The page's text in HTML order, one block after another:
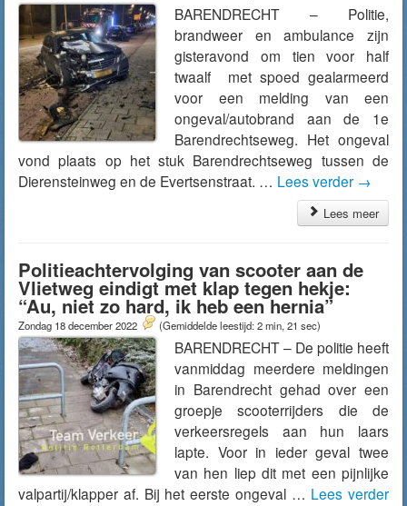
BARENDRECHT – Politie,
brandweer en ambulance zijn
gisteravond om tien voor half
twaalf met spoed gealarmeerd
voor een melding van een
ongeval/autobrand aan de 1e
Barendrechtseweg. Het ongeval
vond plaats op het stuk Barendrechtseweg tussen de
Dierensteinweg en de Evertsenstraat. … Lees verder →
Lees meer
Politieachtervolging van scooter aan de
Vlietweg eindigt met klap tegen hekje:
“Au, niet zo hard, ik heb een hernia”
Zondag 18 december 2022 (Gemiddelde leestijd: 2 min, 21 sec)
BARENDRECHT – De politie heeft
vanmiddag meerdere meldingen
in Barendrecht gehad over een
groepje scooterrijders die de
verkeersregels aan hun laars
lapte. Voor in ieder geval twee
van hen liep dit met een pijnlijke
valpartij/klapper af. Bij het eerste ongeval … Lees verder